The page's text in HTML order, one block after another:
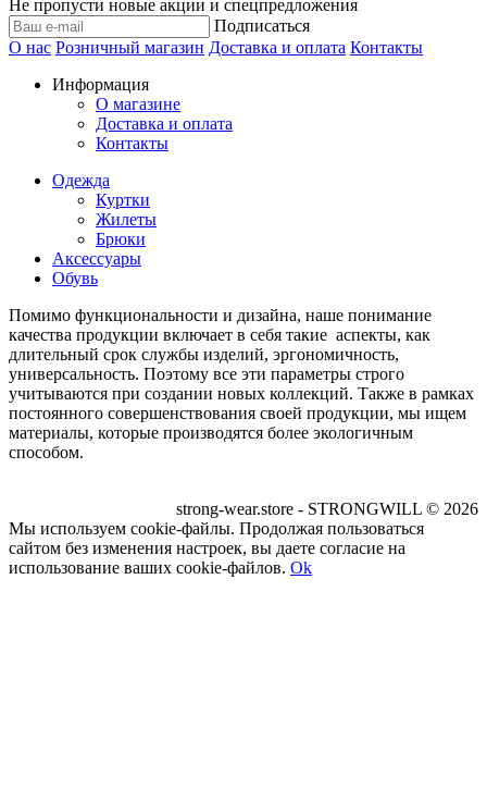
Не пропусти новые акции и спецпредложения
Подписаться
О нас Розничный магазин Доставка и оплата Контакты
Информация
О магазине
Доставка и оплата
Контакты
Одежда
Куртки
Жилеты
Брюки
Аксессуары
Обувь
Помимо функциональности и дизайна, наше понимание
качества продукции включает в себя такие аспекты, как
длительный срок службы изделий, эргономичность,
универсальность. Поэтому все эти параметры строго
учитываются при создании новых коллекций. Также в рамках
постоянного совершенствования своей продукции, мы ищем
материалы, которые производятся более экологичным
способом.
strong-wear.store - STRONGWILL © 2026
Мы используем cookie-файлы. Продолжая пользоваться
сайтом без изменения настроек, вы даете согласие на
использование ваших cookie-файлов. Ok